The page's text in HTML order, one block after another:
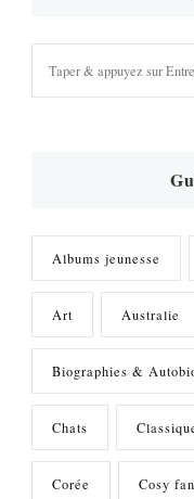
recherchiez
Albums jeunesse
Art Australie
Biographies &
Chats
Corée Cosy